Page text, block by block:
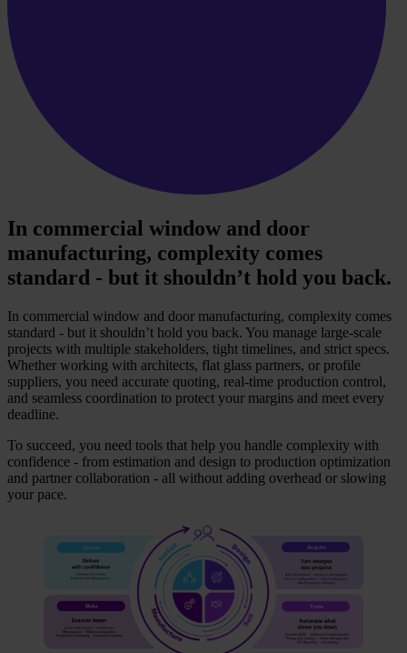
In commercial window and door
manufacturing, complexity comes
standard - but it shouldn’t hold you back.
In commercial window and door manufacturing, complexity comes
standard - but it shouldn’t hold you back. You manage large-scale
projects with multiple stakeholders, tight timelines, and strict specs.
Whether working with architects, flat glass partners, or profile
suppliers, you need accurate quoting, real-time production control,
and seamless coordination to protect your margins and meet every
deadline.
To succeed, you need tools that help you handle complexity with
confidence - from estimation and design to production optimization
and partner collaboration - all without adding overhead or slowing
your pace.